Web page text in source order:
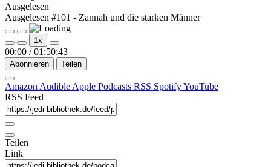
Ausgelesen
Ausgelesen #101 - Zannah und die starken Männer
Play
Episode
Pause
Episode
1x
00:00 / 01:50:43
Abonnieren Teilen
Amazon Audible Apple Podcasts RSS SpotifyYouTube
RSS Feed
Teilen
Link